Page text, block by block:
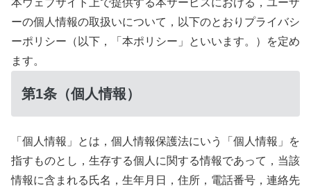
本ウェブサイト上で提供する本サービスにおける，ユーザ
ーの個人情報の取扱いについて，以下のとおりプライバシ
ーポリシー（以下，「本ポリシー」といいます。）を定め
ます。
第1条（個人情報）
「個人情報」とは，個人情報保護法にいう「個人情報」を
指すものとし，生存する個人に関する情報であって，当該
情報に含まれる氏名，生年月日，住所，電話番号，連絡先